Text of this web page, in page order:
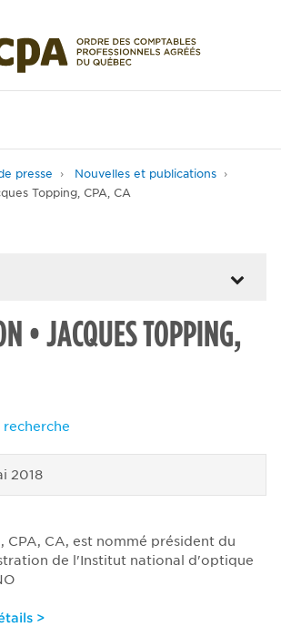
presse
Nouvelles et publications
Topping, CPA, CA
• JACQUES TOPPING,
2018
CPA, CA, est nommé président du
de l'Institut national d'optique
>